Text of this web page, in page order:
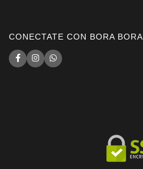
CONECTATE CON BORA BORA